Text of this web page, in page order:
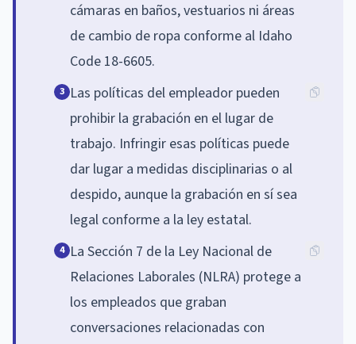
cámaras en baños, vestuarios ni áreas
de cambio de ropa conforme al Idaho
Code 18-6605.
3 Las políticas del empleador pueden
prohibir la grabación en el lugar de
trabajo. Infringir esas políticas puede
dar lugar a medidas disciplinarias o al
despido, aunque la grabación en sí sea
legal conforme a la ley estatal.
4 La Sección 7 de la Ley Nacional de
Relaciones Laborales (NLRA) protege a
los empleados que graban
conversaciones relacionadas con